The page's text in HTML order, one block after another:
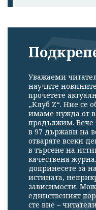
Уважаеми
научите
прочетете
„Клуб Z“. Ние се
имаме нужда от
продължим. Вече
в 97 държави на
отваряте всеки
в търсене на
качествена
допринесете за
истината,
зависимости.
единственият
сте вие –